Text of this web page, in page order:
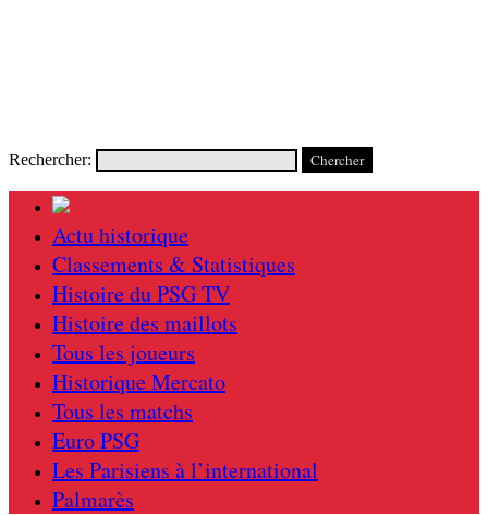
Rechercher:
Actu historique
Classements & Statistiques
Histoire du PSG TV
Histoire des maillots
Tous les joueurs
Historique Mercato
Tous les matchs
Euro PSG
Les Parisiens à l’international
Palmarès